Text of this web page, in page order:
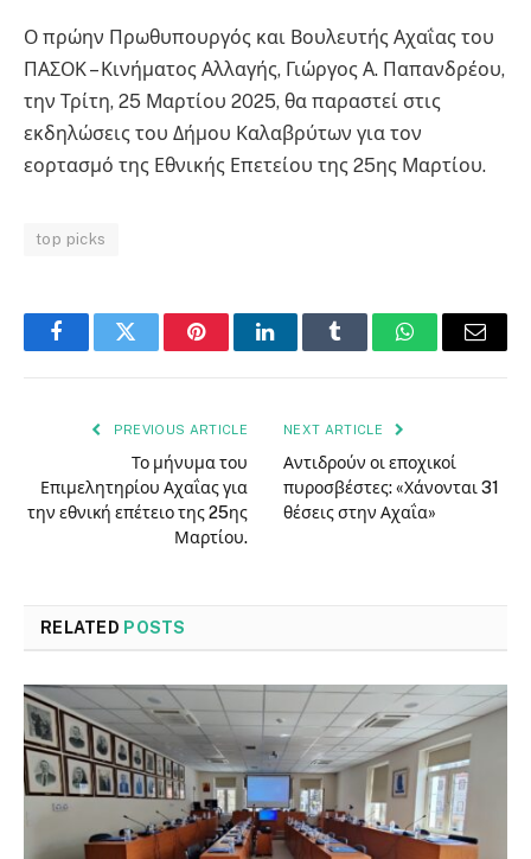
Ο πρώην Πρωθυπουργός και Βουλευτής Αχαΐας του
ΠΑΣΟΚ – Κινήματος Αλλαγής, Γιώργος Α. Παπανδρέου,
την Τρίτη, 25 Μαρτίου 2025, θα παραστεί στις
εκδηλώσεις του Δήμου Καλαβρύτων για τον
εορτασμό της Εθνικής Επετείου της 25ης Μαρτίου.
top picks
FacebookTwitter PinterestLinkedInTumblr WhatsAppEmail
PREVIOUS ARTICLE
Το μήνυμα του
Επιμελητηρίου Αχαΐας για
την εθνική επέτειο της 25ης
Μαρτίου.
NEXT ARTICLE
Αντιδρούν οι εποχικοί
πυροσβέστες: «Χάνονται 31
θέσεις στην Αχαΐα»
RELATED POSTS